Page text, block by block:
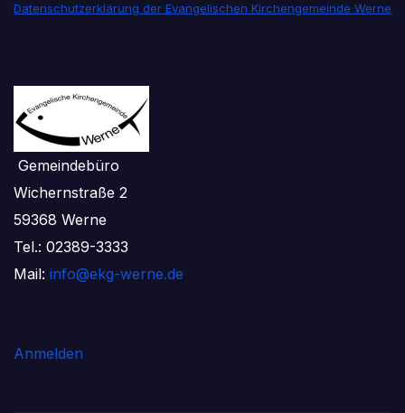
Datenschutzerklärung der Evangelischen Kirchengemeinde Werne
Gemeindebüro
Wichernstraße 2
59368 Werne
Tel.: 02389-3333
Mail: info@ekg-werne.de
Anmelden